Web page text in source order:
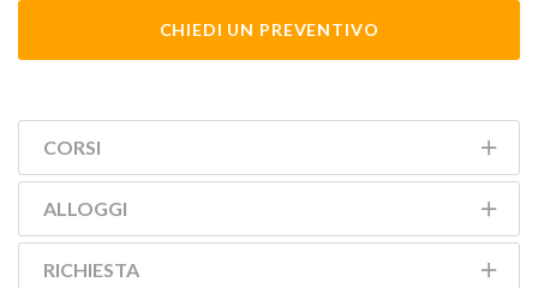
CHIEDI UN PREVENTIVO
CORSI
ALLOGGI
RICHIESTA